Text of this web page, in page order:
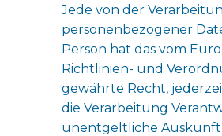
Jede von der
personenbezogener
Person hat das vom
Richtlinien- und
gewährte Recht,
die Verarbeitung
unentgeltliche Auskunft